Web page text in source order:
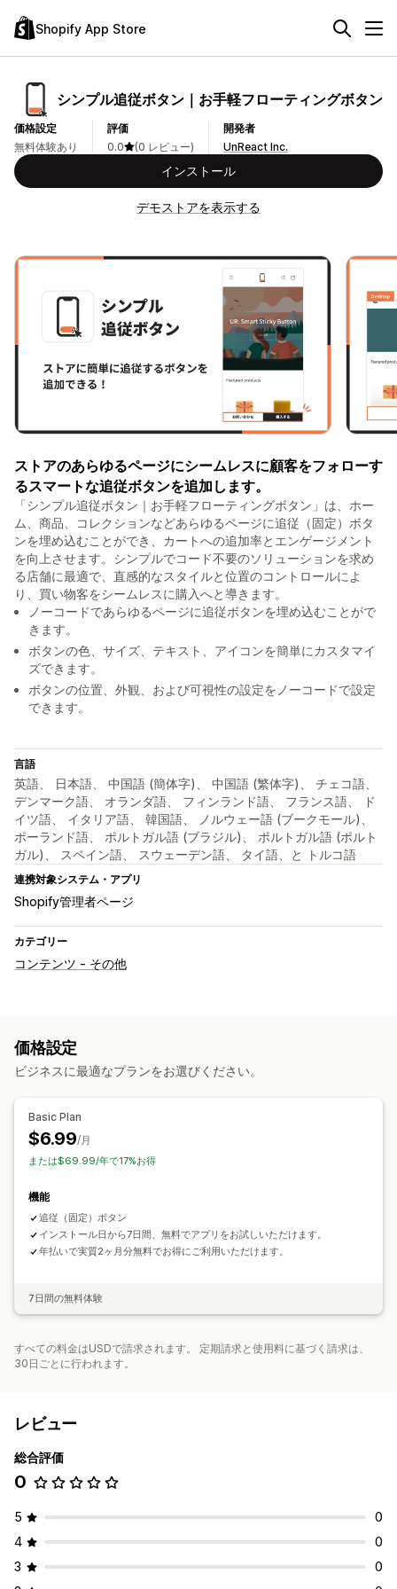
Shopify App Store
シンプル追従ボタン｜お手軽フローティングボタン
価格設定
無料体験あり
評価
0.0
(0 レビュー)
開発者
UnReact Inc.
インストール
デモストアを表示する
ストアのあらゆるページにシームレスに顧客をフォローす
るスマートな追従ボタンを追加します。
「シンプル追従ボタン｜お手軽フローティングボタン」は、ホー
ム、商品、コレクションなどあらゆるページに追従（固定）ボタ
ンを埋め込むことができ、カートへの追加率とエンゲージメント
を向上させます。シンプルでコード不要のソリューションを求め
る店舗に最適で、直感的なスタイルと位置のコントロールによ
り、買い物客をシームレスに購入へと導きます。
ノーコードであらゆるページに追従ボタンを埋め込むことがで
きます。
ボタンの色、サイズ、テキスト、アイコンを簡単にカスタマイ
ズできます。
ボタンの位置、外観、および可視性の設定をノーコードで設定
できます。
言語
英語、 日本語、 中国語 (簡体字)、 中国語 (繁体字)、 チェコ語、
デンマーク語、 オランダ語、 フィンランド語、 フランス語、 ド
イツ語、 イタリア語、 韓国語、 ノルウェー語 (ブークモール)、
ポーランド語、 ポルトガル語 (ブラジル)、 ポルトガル語 (ポルト
ガル)、 スペイン語、 スウェーデン語、 タイ語、と トルコ語
連携対象システム・アプリ
Shopify管理者ページ
カテゴリー
コンテンツ - その他
価格設定
ビジネスに最適なプランをお選びください。
Basic Plan
$6.99/月
または$69.99/年で17%お得
機能
追従（固定）ボタン
インストール日から7日間、無料でアプリをお試しいただけます。
年払いで実質2ヶ月分無料でお得にご利用いただけます。
7日間の無料体験
すべての料金はUSDで請求されます。 定期請求と使用料に基づく請求は、
30日ごとに行われます。
レビュー
総合評価
0
5
0
4
0
3
0